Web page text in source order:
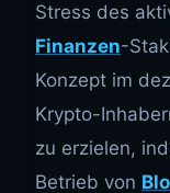
Stress des
Finanzen-
Konzept im
Krypto-
zu erzielen,
Betrieb von